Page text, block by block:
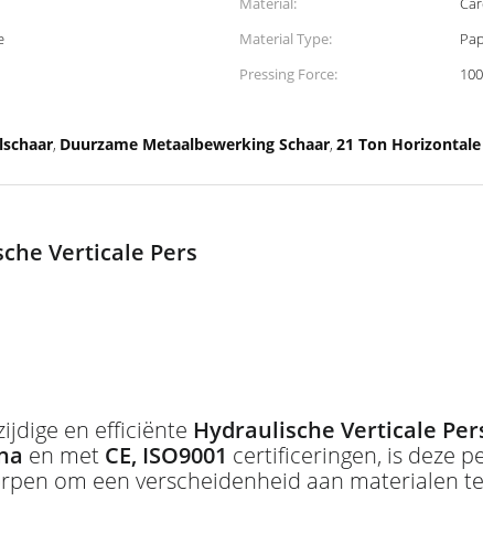
Material Type:
Pressing Force:
, Duurzame Metaalbewerking Schaar, 21 Ton Horizontale
Verticale Pers
en efficiënte Hydraulische Verticale
en met CE, ISO9001 certificeringen, is deze
om een verscheidenheid aan materialen